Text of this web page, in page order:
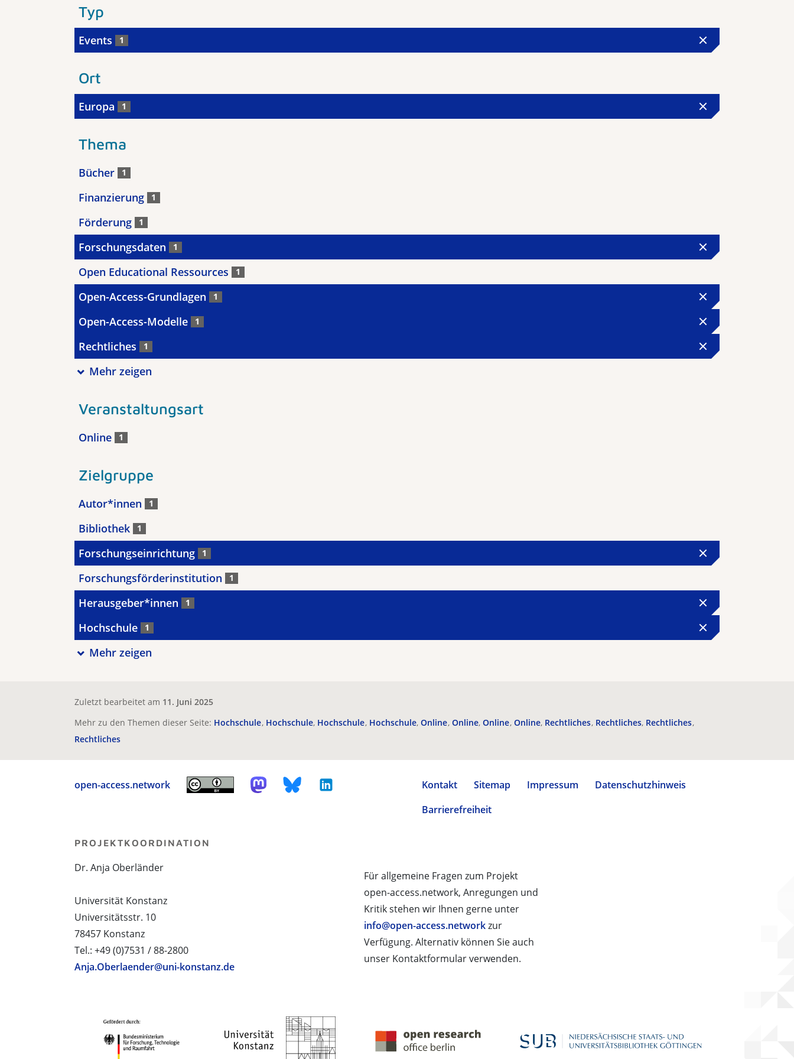
Typ
Events 1
Ort
Europa 1
Thema
Bücher 1
Finanzierung 1
Förderung 1
Forschungsdaten 1
Open Educational Ressources 1
Open-Access-Grundlagen 1
Open-Access-Modelle 1
Rechtliches 1
Mehr zeigen
Veranstaltungsart
Online 1
Zielgruppe
Autor*innen 1
Bibliothek 1
Forschungseinrichtung 1
Forschungsförderinstitution 1
Herausgeber*innen 1
Hochschule 1
Mehr zeigen
Zuletzt bearbeitet am 11. Juni 2025
Mehr zu den Themen dieser Seite: Hochschule Hochschule Hochschule Hochschule Online Online Online Online Rechtliches Rechtliches Rechtliches
Rechtliches
open-access.network Kontakt Sitemap Impressum
Datenschutzhinweis
Barrierefreiheit
Für allgemeine Fragen zum Projekt
open-access.network, Anregungen und
Kritik stehen wir Ihnen gerne unter
info@open-access.networkzur
Verfügung. Alternativ können Sie auch
unser Kontaktformular verwenden.
PROJEKTKOORDINATION
Dr. Anja Oberländer
Universität Konstanz
Universitätsstr. 10
78457 Konstanz
Tel.: +49 (0)7531 / 88-2800
Anja.Oberlaender@uni-konstanz.de